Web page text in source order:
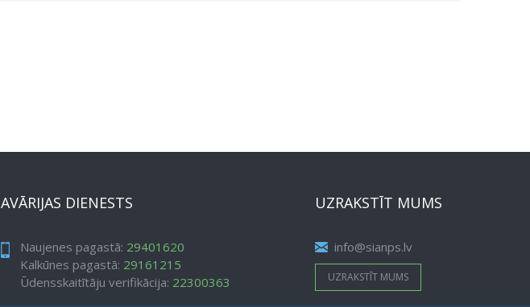
AVĀRIJAS DIENESTS
Naujenes pagastā: 29401620
Kalkūnes pagastā: 29161215
Ūdensskaitītāju verifikācija: 22300363
UZRAKSTĪT MUMS
info@sianps.lv
UZRAKSTĪT MUMS